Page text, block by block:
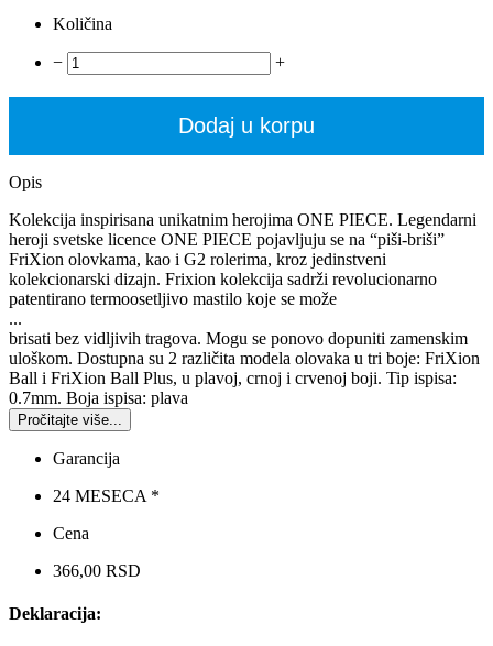
Količina
− +
Dodaj u korpu
Opis
Kolekcija inspirisana unikatnim herojima ONE PIECE. Legendarni
heroji svetske licence ONE PIECE pojavljuju se na “piši-briši”
FriXion olovkama, kao i G2 rolerima, kroz jedinstveni
kolekcionarski dizajn. Frixion kolekcija sadrži revolucionarno
patentirano termoosetljivo mastilo koje se može
...
brisati bez vidljivih tragova. Mogu se ponovo dopuniti zamenskim
uloškom. Dostupna su 2 različita modela olovaka u tri boje: FriXion
Ball i FriXion Ball Plus, u plavoj, crnoj i crvenoj boji. Tip ispisa:
0.7mm. Boja ispisa: plava
Pročitajte više...
Garancija
24 MESECA *
Cena
366,00 RSD
Deklaracija: